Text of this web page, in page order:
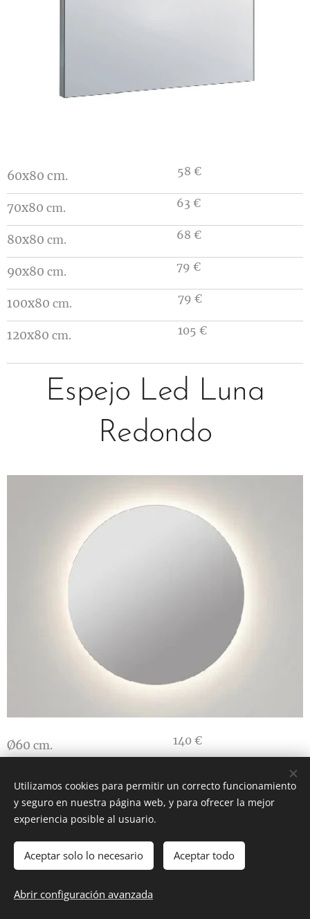
60x80 cm. 58 €
70x80 cm. 63 €
80x80 cm. 68 €
90x80 cm. 79 €
100x80 cm. 79 €
120x80 cm. 105 €
Espejo Led Luna
Redondo
Ø60 cm. 140 €
Espejo Led Luna
Utilizamos cookies para permitir un correcto funcionamiento
y seguro en nuestra página web, y para ofrecer la mejor
experiencia posible al usuario.
Aceptar solo lo necesario Aceptar todo
Abrir configuración avanzada